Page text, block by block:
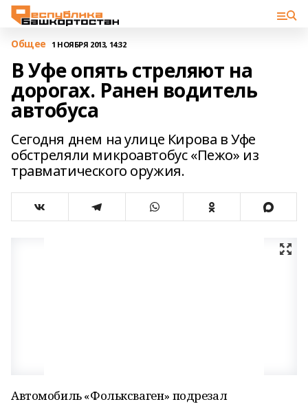
Общее 1 НОЯБРЯ 2013, 14:32
В Уфе опять стреляют на
дорогах. Ранен водитель
автобуса
Сегодня днем на улице Кирова в Уфе
обстреляли микроавтобус «Пежо» из
травматического оружия.
Автомобиль «Фольксваген» подрезал